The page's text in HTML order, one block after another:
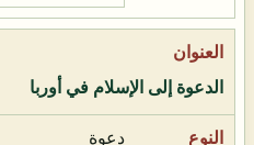
الدعوة إلى الإسلام في أوربا
دعوة